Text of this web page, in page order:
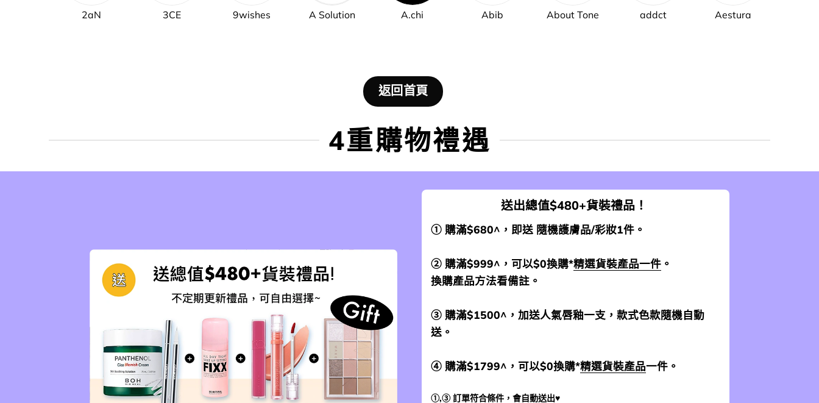
2aN 3CE 9wishes A Solution A.chi Abib About Tone addct Aestura
返回首頁
4重購物禮遇
送出總值$480+貨裝禮品！
① 購滿$680^，即送 隨機護膚品/彩妝1件。
② 購滿$999^，可以$0換購*精選貨裝產品一件 。
換購產品方法看備註。
③ 購滿$1500^，加送人氣唇釉一支，款式色款隨機自動
送。
④ 購滿$1799^，可以$0換購*精選貨裝產品一件。
①,③ 訂單符合條件，會自動送出♥